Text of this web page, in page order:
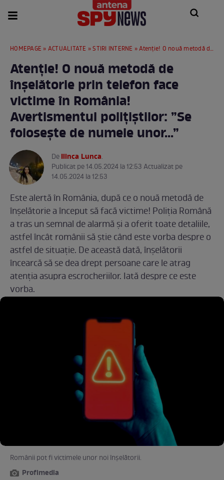
HOMEPAGE » ACTUALITATE »STIRI INTERNE » Atenție! O nouă metodă de înșelătorie prin telefon face victime în România! Avertismentul polițiștilor: ”Se folosește de numele unor...”
Atenție! O nouă metodă de
înșelătorie prin telefon face
victime în România!
Avertismentul polițiștilor: ”Se
folosește de numele unor...”
DeIlinca Lunca.
Publicat pe 14.05.2024 la 12:53 Actualizat pe
14.05.2024 la 12:53
Este alertă în România, după ce o nouă metodă de
înșelătorie a început să facă victime! Poliția Română
a tras un semnal de alarmă și a oferit toate detaliile,
astfel încât românii să știe când este vorba despre o
astfel de situație. De această dată, înșelătorii
încearcă să se dea drept persoane care le atrag
atenția asupra escrocheriilor. Iată despre ce este
vorba.
Românii pot fi victimele unor noi înșelătorii.
Profimedia